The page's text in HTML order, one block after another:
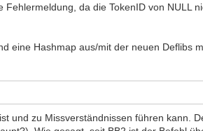
da die TokenID von NULL
eine Hashmap aus/mit der neuen Deflibs
und zu Missverständnissen führen kann.